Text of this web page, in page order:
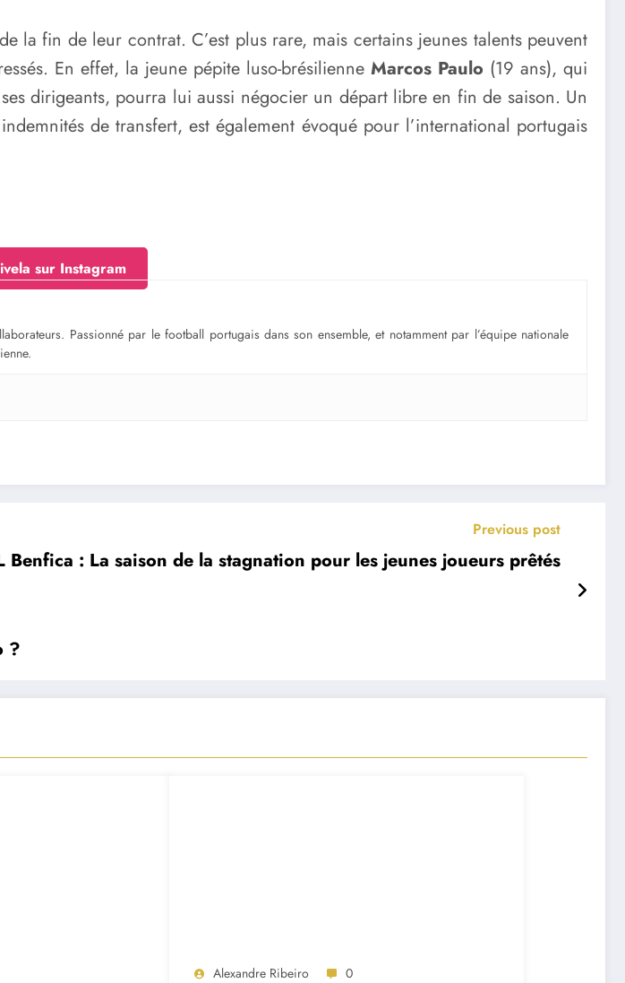
la fin de leur contrat. C’est plus rare, mais certains jeunes talents peuvent
En effet, la jeune pépite luso-brésilienne Marcos Paulo (19 ans), qui
dirigeants, pourra lui aussi négocier un départ libre en fin de saison. Un
de transfert, est également évoqué pour l’international portugais
sur Instagram
Passionné par le football portugais dans son ensemble, et notamment par l’équipe nationale
Previous post
Benfica : La saison de la stagnation pour les jeunes joueurs prêtés
?
Alexandre Ribeiro 0